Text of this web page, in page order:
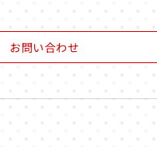
お問い合わせ